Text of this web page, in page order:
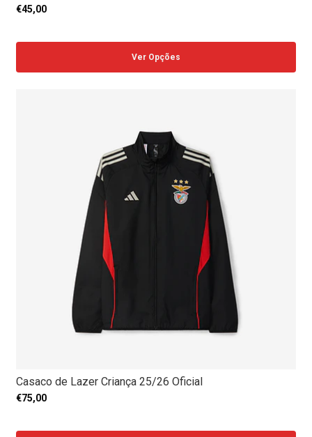
€45,00
Ver Opções
Casaco de Lazer Criança 25/26 Oficial
€75,00